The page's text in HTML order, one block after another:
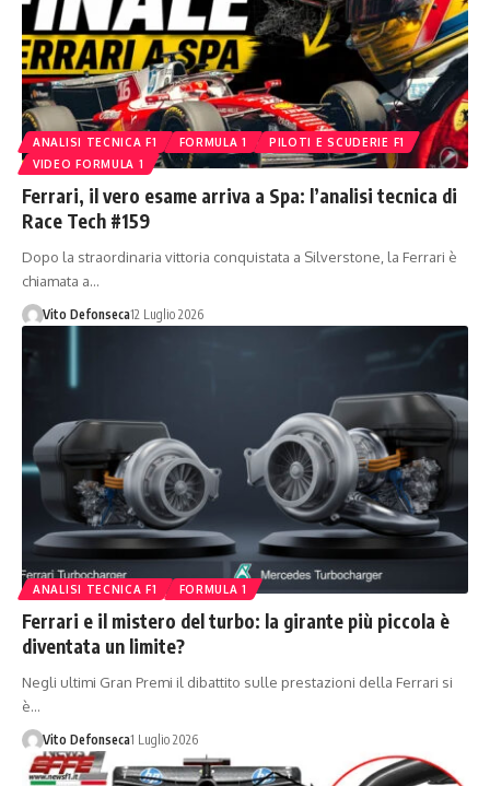
ANALISI TECNICA F1 FORMULA 1
PILOTI E SCUDERIE F1
VIDEO FORMULA 1
Ferrari, il vero esame arriva a Spa: l’analisi tecnica di
Race Tech #159
Dopo la straordinaria vittoria conquistata a Silverstone, la Ferrari è
chiamata a…
Vito Defonseca12 Luglio 2026
ANALISI TECNICA F1 FORMULA 1
Ferrari e il mistero del turbo: la girante più piccola è
diventata un limite?
Negli ultimi Gran Premi il dibattito sulle prestazioni della Ferrari si
è…
Vito Defonseca1 Luglio 2026